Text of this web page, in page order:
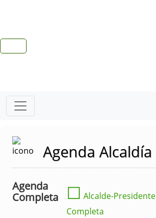
Agenda Alcaldía
Agenda
Completa
☐ Alcalde-Presidente
Completa